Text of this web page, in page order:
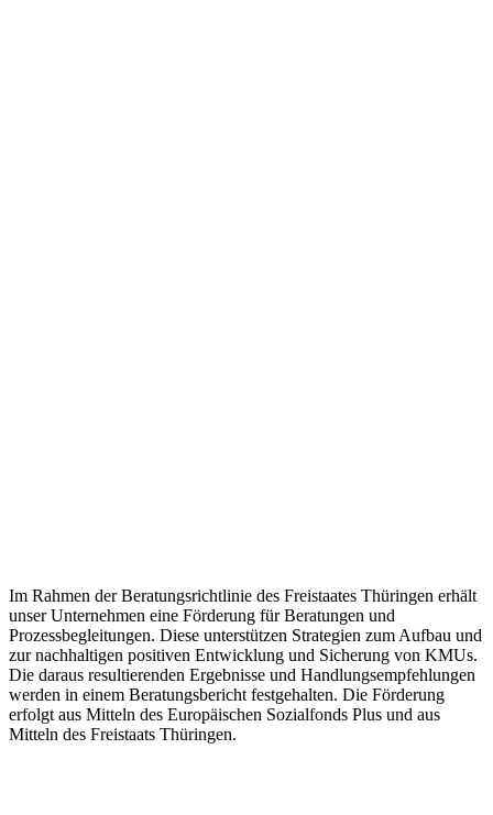
Im Rahmen der Beratungsrichtlinie des Freistaates Thüringen erhält
unser Unternehmen eine Förderung für Beratungen und
Prozessbegleitungen. Diese unterstützen Strategien zum Aufbau und
zur nachhaltigen positiven Entwicklung und Sicherung von KMUs.
Die daraus resultierenden Ergebnisse und Handlungsempfehlungen
werden in einem Beratungsbericht festgehalten. Die Förderung
erfolgt aus Mitteln des Europäischen Sozialfonds Plus und aus
Mitteln des Freistaats Thüringen.